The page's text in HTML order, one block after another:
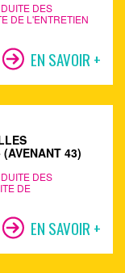
DES
DE L'ENTRETIEN
EN SAVOIR +
(AVENANT 43)
DES
DE
EN SAVOIR +